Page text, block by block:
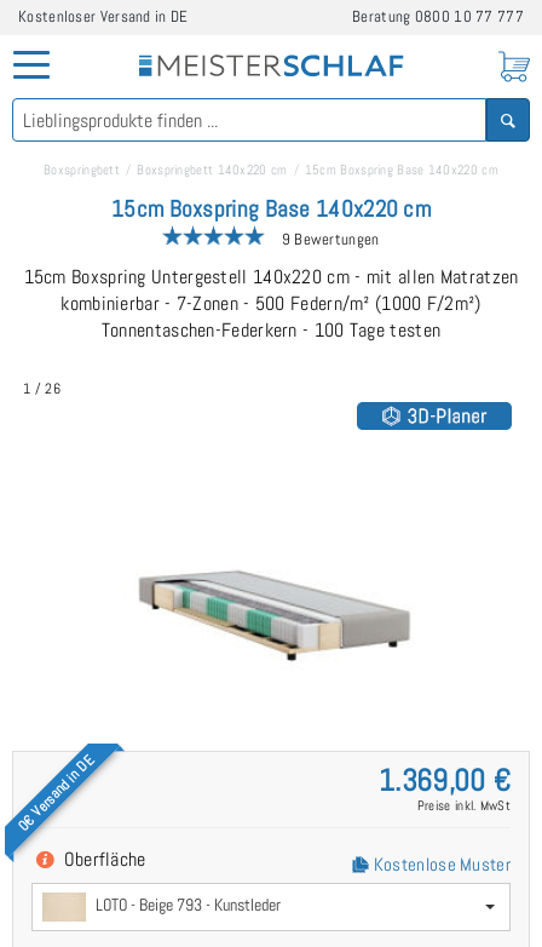
Kostenloser Versand in DE Beratung 0800 10 77 777
Boxspringbett Boxspringbett 140x220 cm 15cm Boxspring Base 140x220 cm
15cm Boxspring Base 140x220 cm
9 Bewertungen
15cm Boxspring Untergestell 140x220 cm - mit allen Matratzen
kombinierbar - 7-Zonen - 500 Federn/m² (1000 F/2m²)
Tonnentaschen-Federkern - 100 Tage testen
1 /26
0€ Versand in DE 1.369,00 €
Preise inkl. MwSt
Oberfläche Kostenlose Muster
LOTO - Beige 793 - Kunstleder